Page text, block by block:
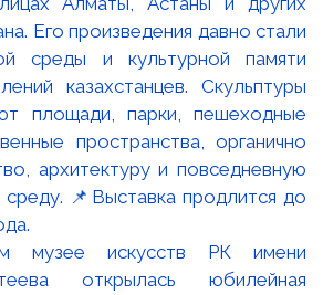
музее искусств РК имени
открылась юбилейная